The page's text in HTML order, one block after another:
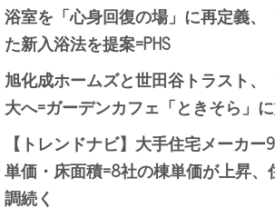
浴室を「心身回復の場」に再定義、
た新入浴法を提案=PHS
旭化成ホームズと世田谷トラスト、
大へ=ガーデンカフェ「ときそら」
【トレンドナビ】大手住宅メーカ
単価・床面積=8社の棟単価が上昇
調続く